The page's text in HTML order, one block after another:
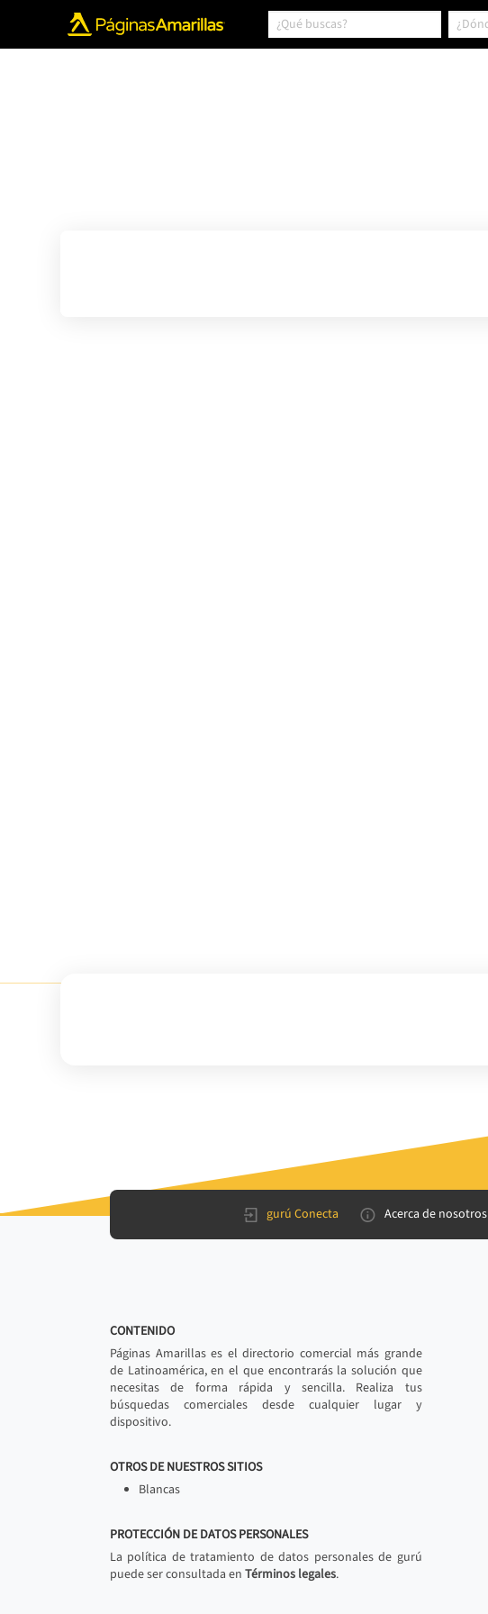
gurú Conecta Acerca de nosotros
CONTENIDO
Páginas Amarillas es el directorio comercial más grande
de Latinoamérica, en el que encontrarás la solución que
necesitas de forma rápida y sencilla. Realiza tus
búsquedas comerciales desde cualquier lugar y
dispositivo.
OTROS DE NUESTROS SITIOS
Blancas
PROTECCIÓN DE DATOS PERSONALES
La política de tratamiento de datos personales de gurú
puede ser consultada en Términos legales.